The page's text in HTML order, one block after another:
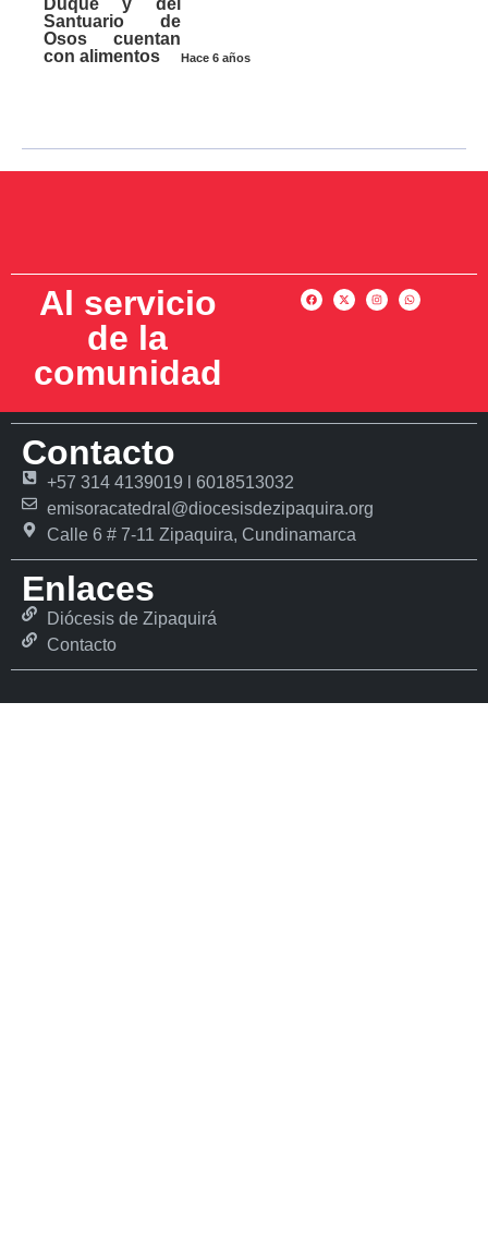
Hace 6 años
Duque y del
Santuario de
Osos cuentan
con alimentos
Al servicio
de la
comunidad
Contacto
+57 314 4139019 l 6018513032
emisoracatedral@diocesisdezipaquira.org
Calle 6 # 7-11 Zipaquira, Cundinamarca
Enlaces
Diócesis de Zipaquirá
Contacto